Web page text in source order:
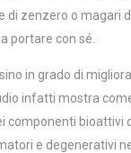
di zenzero o magari
portare con sé.
in grado di
infatti mostra
componenti bioattivi
e degenerativi